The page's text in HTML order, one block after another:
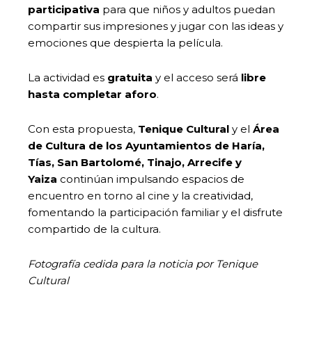
participativa para que niños y adultos puedan
compartir sus impresiones y jugar con las ideas y
emociones que despierta la película.
La actividad es gratuita y el acceso será libre
hasta completar aforo.
Con esta propuesta, Tenique Cultural y el Área
de Cultura de los Ayuntamientos de Haría,
Tías, San Bartolomé, Tinajo, Arrecife y
Yaiza continúan impulsando espacios de
encuentro en torno al cine y la creatividad,
fomentando la participación familiar y el disfrute
compartido de la cultura.
Fotografía cedida para la noticia por Tenique
Cultural